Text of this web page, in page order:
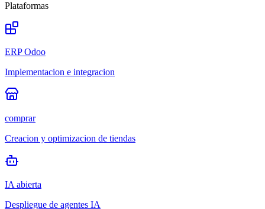
Plataformas
ERP Odoo
Implementacion e integracion
comprar
Creacion y optimizacion de tiendas
IA abierta
Despliegue de agentes IA